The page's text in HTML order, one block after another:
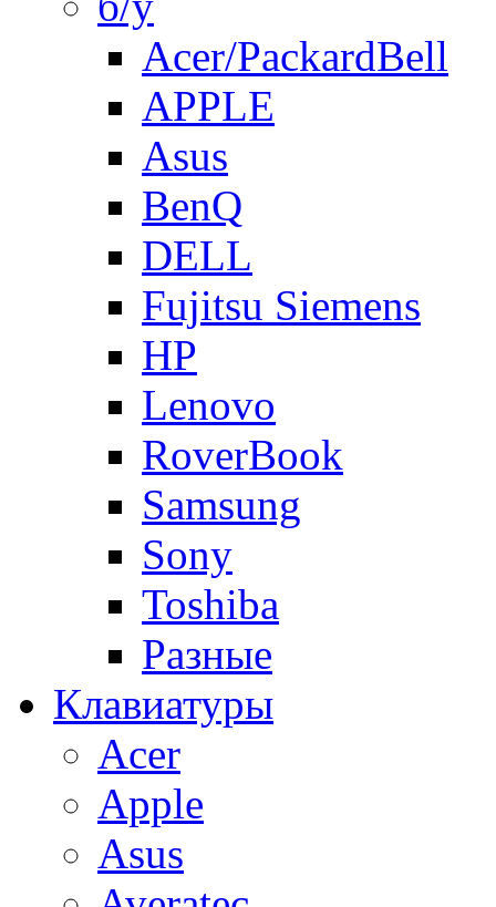
Acer/PackardBell
APPLE
Asus
BenQ
DELL
Fujitsu Siemens
HP
Lenovo
RoverBook
Samsung
Sony
Toshiba
Разные
Клавиатуры
Acer
Apple
Asus